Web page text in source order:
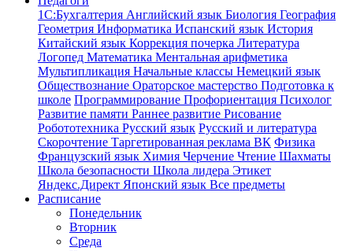
1С:Бухгалтерия Английский язык Биология География
Геометрия Информатика Испанский язык История
Китайский язык Коррекция почерка Литература
Логопед Математика Ментальная арифметика
Мультипликация Начальные классы Немецкий язык
Обществознание Ораторское мастерство Подготовка к
школе Программирование Профориентация Психолог
Развитие памяти Раннее развитие Рисование
Робототехника Русский язык Русский и литература
Скорочтение Таргетированная реклама ВК Физика
Французский язык Химия Черчение Чтение Шахматы
Школа безопасности Школа лидера Этикет
Яндекс.Директ Японский язык Все предметы
Расписание
Понедельник
Вторник
Среда